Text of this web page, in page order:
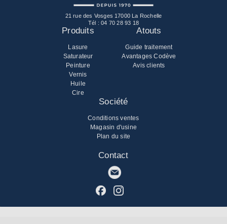
21 rue des Vosges 17000 La Rochelle
Tél :04 70 28 93 18
Produits
Lasure
Saturateur
Peinture
Vernis
Huile
Cire
Atouts
Guide traitement
Avantages Codève
Avis clients
Société
Conditions ventes
Magasin d'usine
Plan du site
Contact